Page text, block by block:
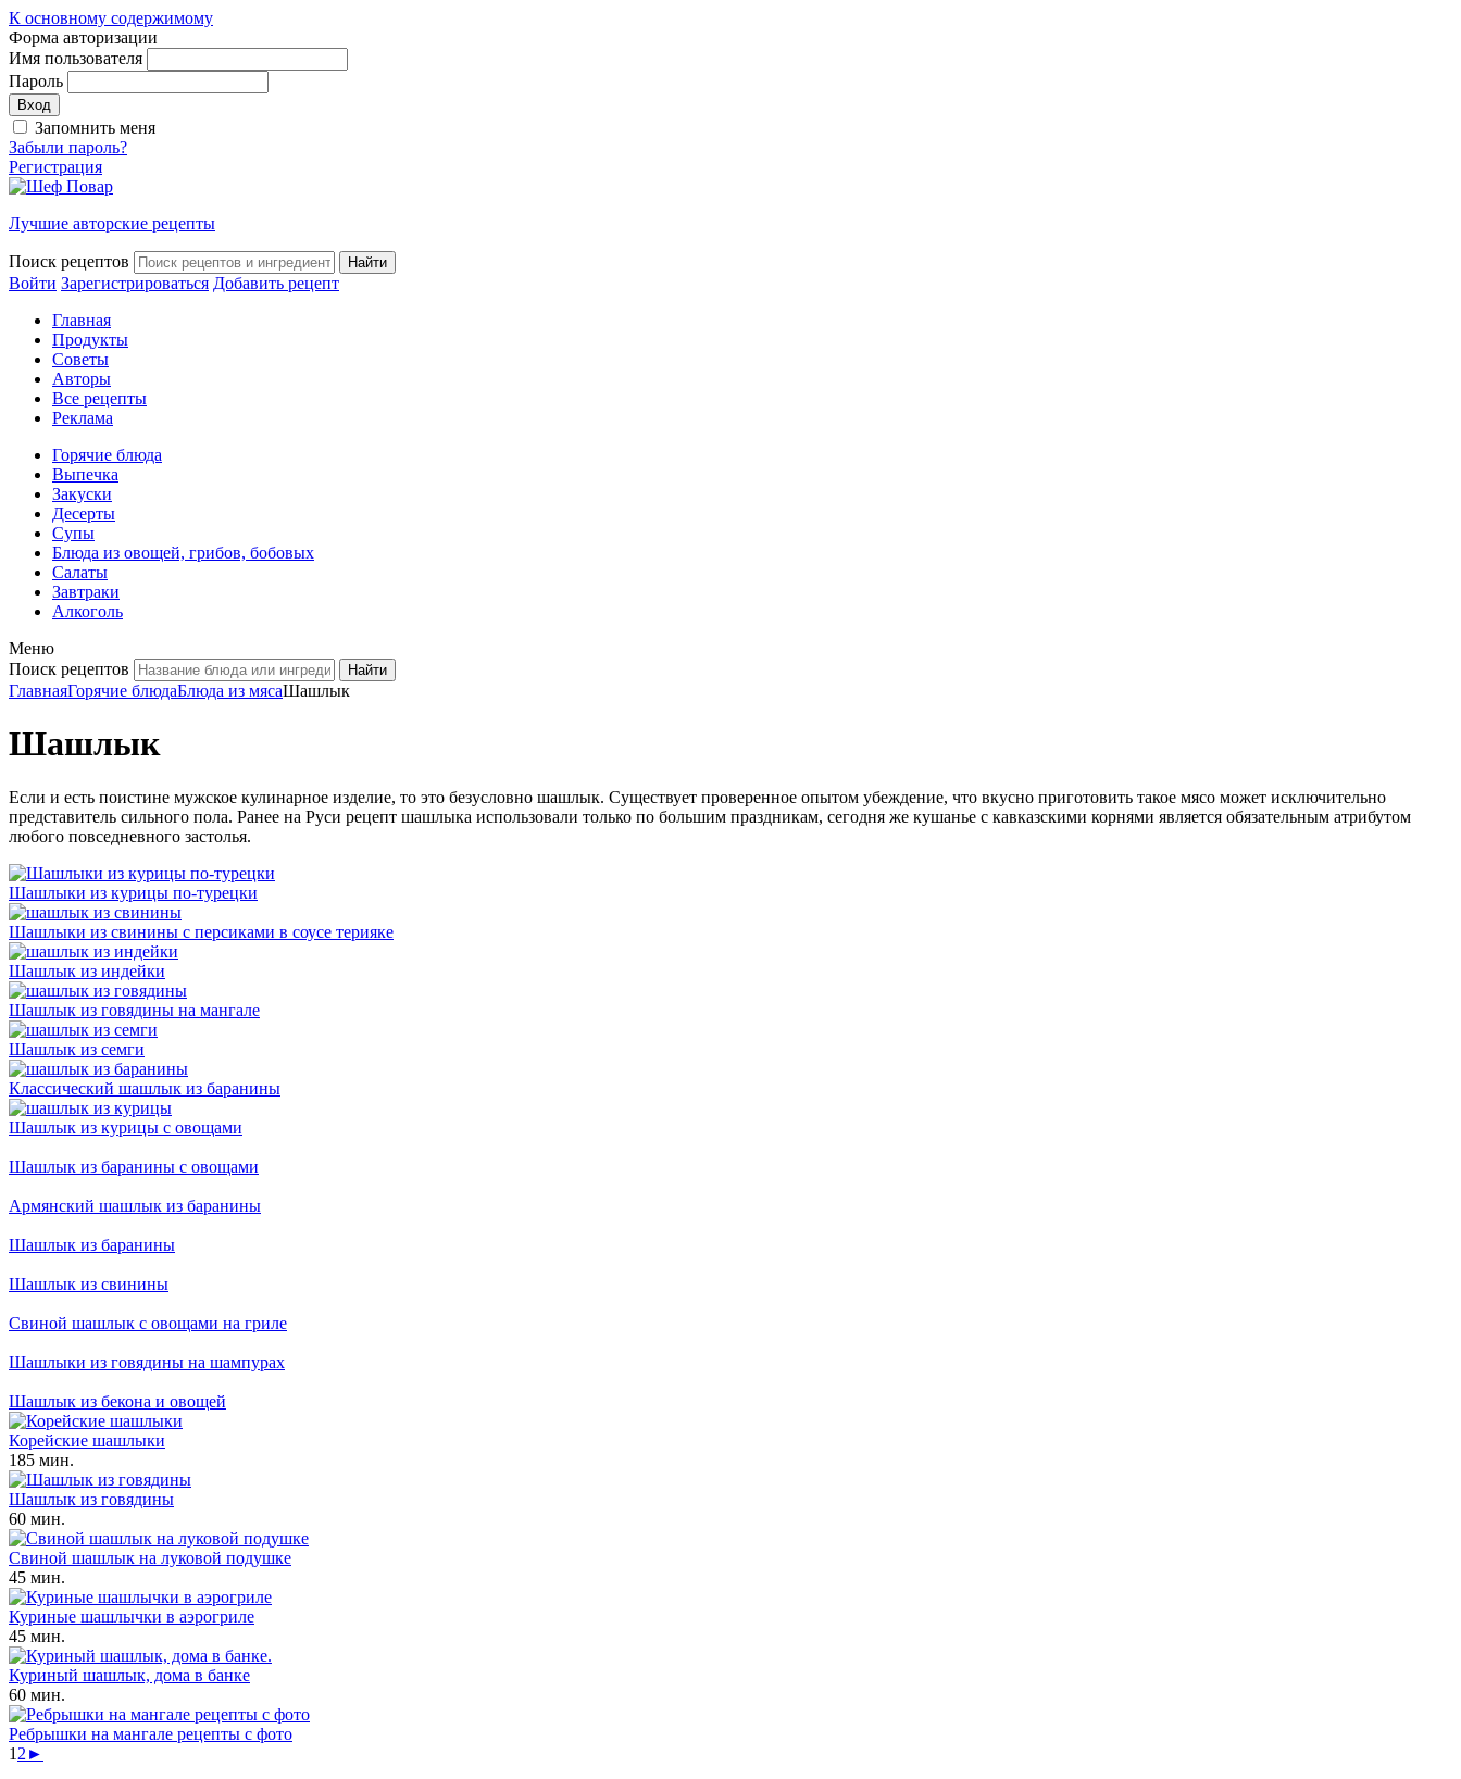
К основному содержимому
Форма авторизации
Имя пользователя
Пароль
Запомнить меня
Забыли пароль?
Регистрация
Лучшие авторские рецепты
Поиск рецептов
Войти Зарегистрироваться Добавить рецепт
Главная
Продукты
Советы
Авторы
Все рецепты
Реклама
Горячие блюда
Выпечка
Закуски
Десерты
Супы
Блюда из овощей, грибов, бобовых
Салаты
Завтраки
Алкоголь
Меню
Поиск рецептов
ГлавнаяГорячие блюдаБлюда из мясаШашлык
Шашлык
Если и есть поистине мужское кулинарное изделие, то это безусловно шашлык. Существует проверенное опытом убеждение, что вкусно приготовить такое мясо может исключительно
представитель сильного пола. Ранее на Руси рецепт шашлыка использовали только по большим праздникам, сегодня же кушанье с кавказскими корнями является обязательным атрибутом
любого повседневного застолья.
Шашлыки из курицы по-турецки
Шашлыки из свинины с персиками в соусе терияке
Шашлык из индейки
Шашлык из говядины на мангале
Шашлык из семги
Классический шашлык из баранины
Шашлык из курицы с овощами
Шашлык из баранины с овощами
Армянский шашлык из баранины
Шашлык из баранины
Шашлык из свинины
Свиной шашлык с овощами на гриле
Шашлыки из говядины на шампурах
Шашлык из бекона и овощей
Корейские шашлыки
185 мин.
Шашлык из говядины
60 мин.
Свиной шашлык на луковой подушке
45 мин.
Куриные шашлычки в аэрогриле
45 мин.
Куриный шашлык, дома в банке
60 мин.
Ребрышки на мангале рецепты с фото
1 2 ►